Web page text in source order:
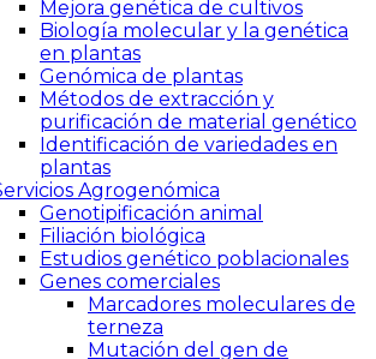
Mejora genética de cultivos
Biología molecular y la genética
en plantas
Genómica de plantas
Métodos de extracción y
purificación de material genético
Identificación de variedades en
plantas
Agrogenómica
Genotipificación animal
Filiación biológica
Estudios genético poblacionales
Genes comerciales
Marcadores moleculares de
terneza
Mutación del gen de